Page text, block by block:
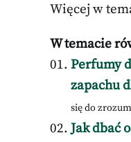
Więcej w
W temacie
Perfumy
zapachu
się do
Jak dbać